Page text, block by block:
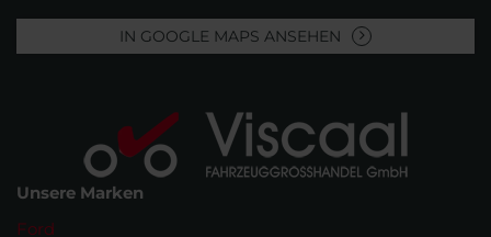
IN GOOGLE MAPS ANSEHEN
Unsere Marken
Ford